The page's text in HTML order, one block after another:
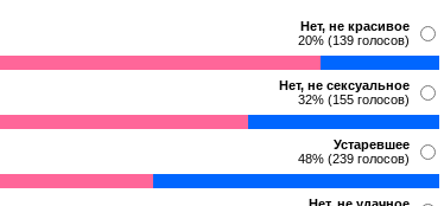
Нет, не красивое
20% (139 голосов)
Нет, не сексуальное
32% (155 голосов)
Устаревшее
48% (239 голосов)